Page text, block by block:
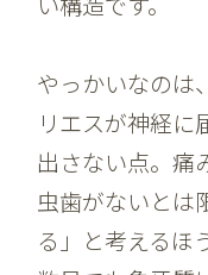
やっかいなのは
リエスが神経に
出さない点。痛
虫歯がないとは
る」と考えるほ